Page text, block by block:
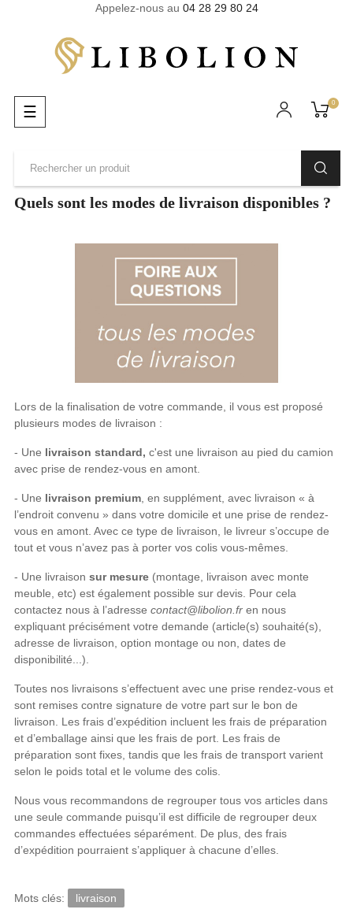
Appelez-nous au 04 28 29 80 24
0
Basculer
la
☰
Quels sont les modes de livraison disponibles ?
Lors de la finalisation de votre commande, il vous est proposé
plusieurs modes de livraison :
- Une livraison standard, c'est une livraison au pied du camion
avec prise de rendez-vous en amont.
- Une livraison premium , en supplément, avec livraison « à
l’endroit convenu » dans votre domicile et une prise de rendez-
vous en amont. Avec ce type de livraison, le livreur s’occupe de
tout et vous n’avez pas à porter vos colis vous-mêmes.
- Une livraison sur mesure (montage, livraison avec monte
meuble, etc) est également possible sur devis. Pour cela
contactez nous à l’adresse contact@libolion.fr en nous
expliquant précisément votre demande (article(s) souhaité(s),
adresse de livraison, option montage ou non, dates de
disponibilité...).
Toutes nos livraisons s’effectuent avec une prise rendez-vous et
sont remises contre signature de votre part sur le bon de
livraison. Les frais d’expédition incluent les frais de préparation
et d’emballage ainsi que les frais de port. Les frais de
préparation sont fixes, tandis que les frais de transport varient
selon le poids total et le volume des colis.
Nous vous recommandons de regrouper tous vos articles dans
une seule commande puisqu’il est difficile de regrouper deux
commandes effectuées séparément. De plus, des frais
d’expédition pourraient s’appliquer à chacune d’elles.
Mots clés: livraison